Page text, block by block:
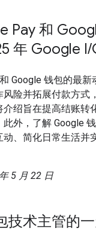
Pay 和
年 Google I/
Google 钱包的最新
风险并拓展付款方式
介绍旨在提高结账转
外，了解 Google
动、简化日常生活并
5 月 22 日
技术主管的